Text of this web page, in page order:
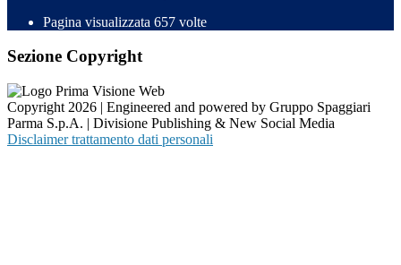
Pagina visualizzata 657 volte
Sezione Copyright
Copyright 2026 | Engineered and powered by Gruppo Spaggiari
Parma S.p.A. | Divisione Publishing & New Social Media
Disclaimer trattamento dati personali